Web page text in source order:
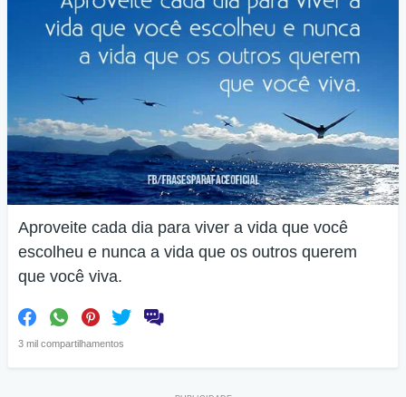
Aproveite cada dia para viver a vida que você
escolheu e nunca a vida que os outros querem
que você viva.
3 mil compartilhamentos